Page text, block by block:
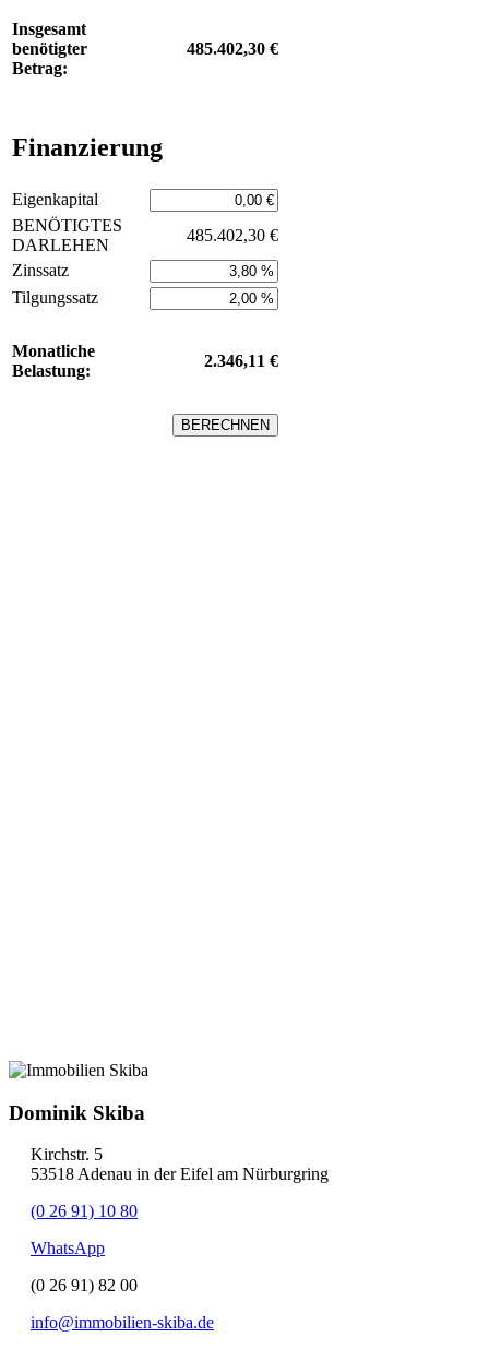
Insgesamt
benötigter
Betrag:
485.402,30 €
Finanzierung
Eigenkapital
BENÖTIGTES
DARLEHEN
485.402,30 €
Zinssatz
Tilgungssatz
Monatliche
Belastung:
2.346,11 €
Dominik Skiba
Kirchstr. 5
53518 Adenau in der Eifel am Nürburgring
(0 26 91) 10 80
WhatsApp
(0 26 91) 82 00
info@immobilien-skiba.de